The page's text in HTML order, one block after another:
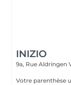
INIZIO
9a, Rue Aldringen
Votre parenthèse